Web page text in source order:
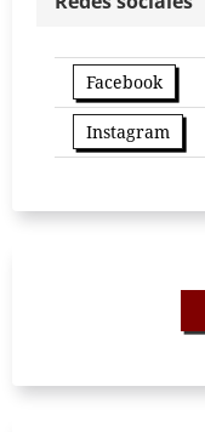
Facebook
Instagram